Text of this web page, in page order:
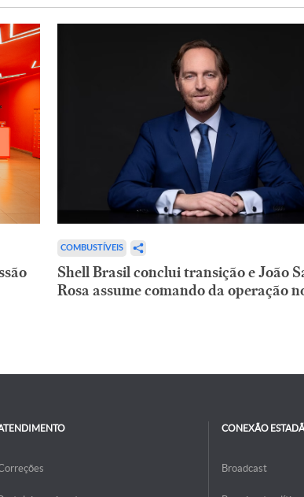
COMBUSTÍVEIS
Shell Brasil conclui transição e João
Rosa assume comando da operação
CONEXÃO
Broadcast